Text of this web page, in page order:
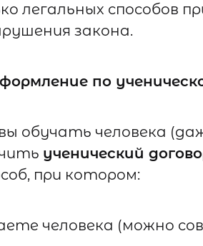
легальных способов
закона.
по
обучать человека
ученический
при котором:
человека (можно